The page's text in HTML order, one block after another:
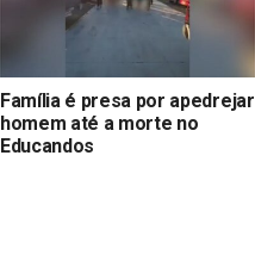
Família é presa por apedrejar
homem até a morte no
Educandos